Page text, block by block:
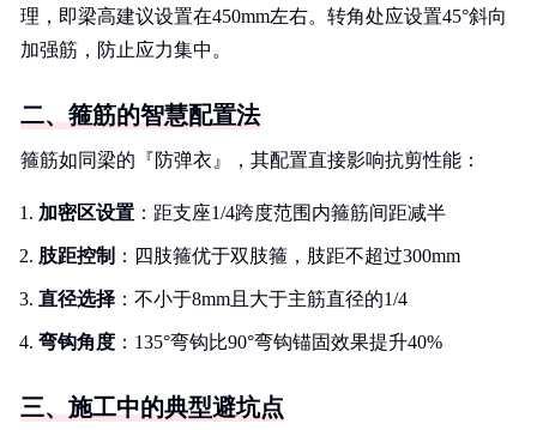
理，即梁高建议设置在450mm左右。转角处应设置45°斜向
加强筋，防止应力集中。
二、箍筋的智慧配置法
箍筋如同梁的『防弹衣』，其配置直接影响抗剪性能：
加密区设置 ：距支座1/4跨度范围内箍筋间距减半
肢距控制 ：四肢箍优于双肢箍，肢距不超过300mm
直径选择 ：不小于8mm且大于主筋直径的1/4
弯钩角度 ：135°弯钩比90°弯钩锚固效果提升40%
三、施工中的典型避坑点